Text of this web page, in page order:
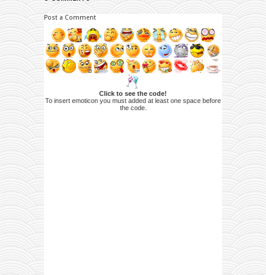
Post a Comment
Click to see the code!
To insert emoticon you must added at least one space before
the code.